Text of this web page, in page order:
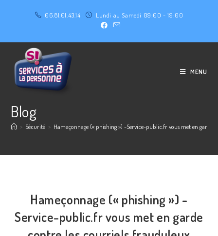
06.81.01.43.14 Lundi au Samedi 09:00 - 19:00
MENU
Blog
> Sécurité > Hameçonnage (« phishing ») -Service-public.fr vous met en
Hameçonnage (« phishing ») -
Service-public.fr vous met en garde